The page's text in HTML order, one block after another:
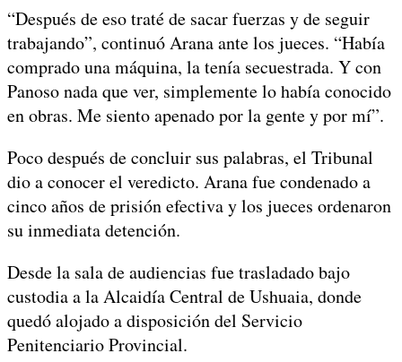
“Después de eso traté de sacar fuerzas y de seguir
trabajando”, continuó Arana ante los jueces. “Había
comprado una máquina, la tenía secuestrada. Y con
Panoso nada que ver, simplemente lo había conocido
en obras. Me siento apenado por la gente y por mí”.
Poco después de concluir sus palabras, el Tribunal
dio a conocer el veredicto. Arana fue condenado a
cinco años de prisión efectiva y los jueces ordenaron
su inmediata detención.
Desde la sala de audiencias fue trasladado bajo
custodia a la Alcaidía Central de Ushuaia, donde
quedó alojado a disposición del Servicio
Penitenciario Provincial.